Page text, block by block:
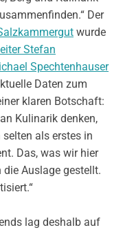
Der
wurde
Stefan
Spechtenhauser
Daten zum
klaren Botschaft:
Kulinarik denken,
als erstes in
Das, was wir hier
Auslage gestellt.
lag deshalb auf